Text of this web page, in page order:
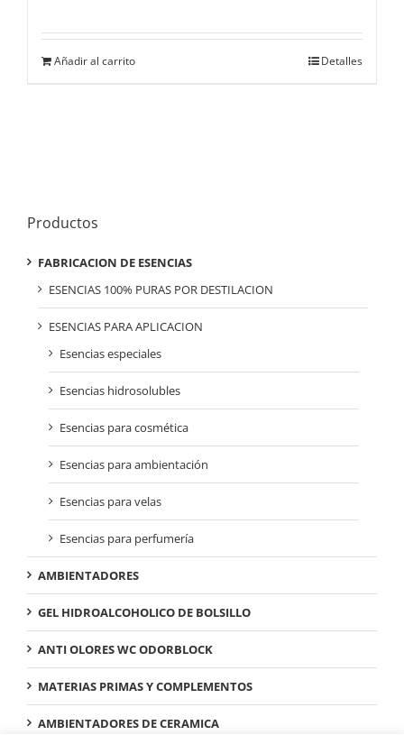
Añadir al carrito Detalles
Productos
FABRICACION DE ESENCIAS
ESENCIAS 100% PURAS POR DESTILACION
ESENCIAS PARA APLICACION
Esencias especiales
Esencias hidrosolubles
Esencias para cosmética
Esencias para ambientación
Esencias para velas
Esencias para perfumería
AMBIENTADORES
GEL HIDROALCOHOLICO DE BOLSILLO
ANTI OLORES WC ODORBLOCK
MATERIAS PRIMAS Y COMPLEMENTOS
AMBIENTADORES DE CERAMICA